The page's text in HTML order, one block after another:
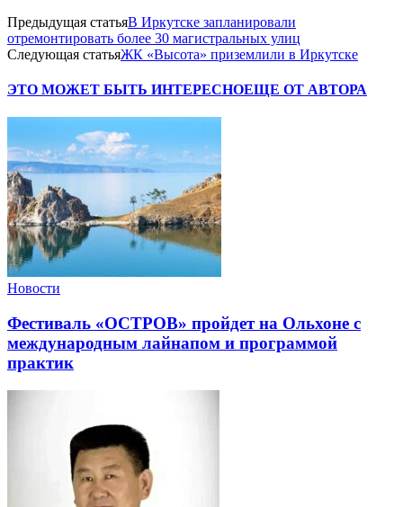
Предыдущая статьяВ Иркутске запланировали
отремонтировать более 30 магистральных улиц
Следующая статьяЖК «Высота» приземлили в Иркутске
ЭТО МОЖЕТ БЫТЬ ИНТЕРЕСНОЕЩЕ ОТ АВТОРА
Новости
Фестиваль «ОСТРОВ» пройдет на Ольхоне с
международным лайнапом и программой
практик